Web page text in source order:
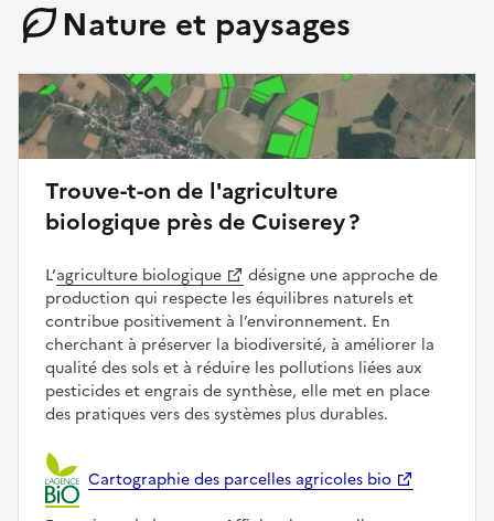
Nature et paysages
Trouve-t-on de l'agriculture
biologique près de Cuiserey ?
L’agriculture biologique
désigne une approche de
production qui respecte les équilibres naturels et
contribue positivement à l’environnement. En
cherchant à préserver la biodiversité, à améliorer la
qualité des sols et à réduire les pollutions liées aux
pesticides et engrais de synthèse, elle met en place
des pratiques vers des systèmes plus durables.
Cartographie des parcelles agricoles bio